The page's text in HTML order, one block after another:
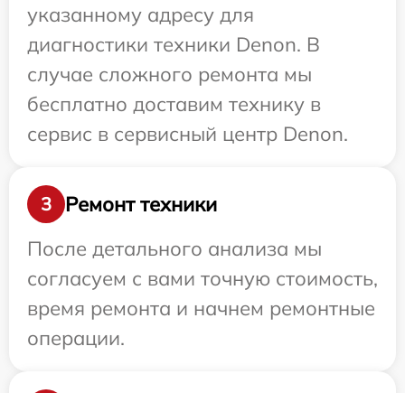
указанному адресу для
диагностики техники Denon. В
случае сложного ремонта мы
бесплатно доставим технику в
сервис в сервисный центр Denon.
3
Ремонт техники
После детального анализа мы
согласуем с вами точную стоимость,
время ремонта и начнем ремонтные
операции.